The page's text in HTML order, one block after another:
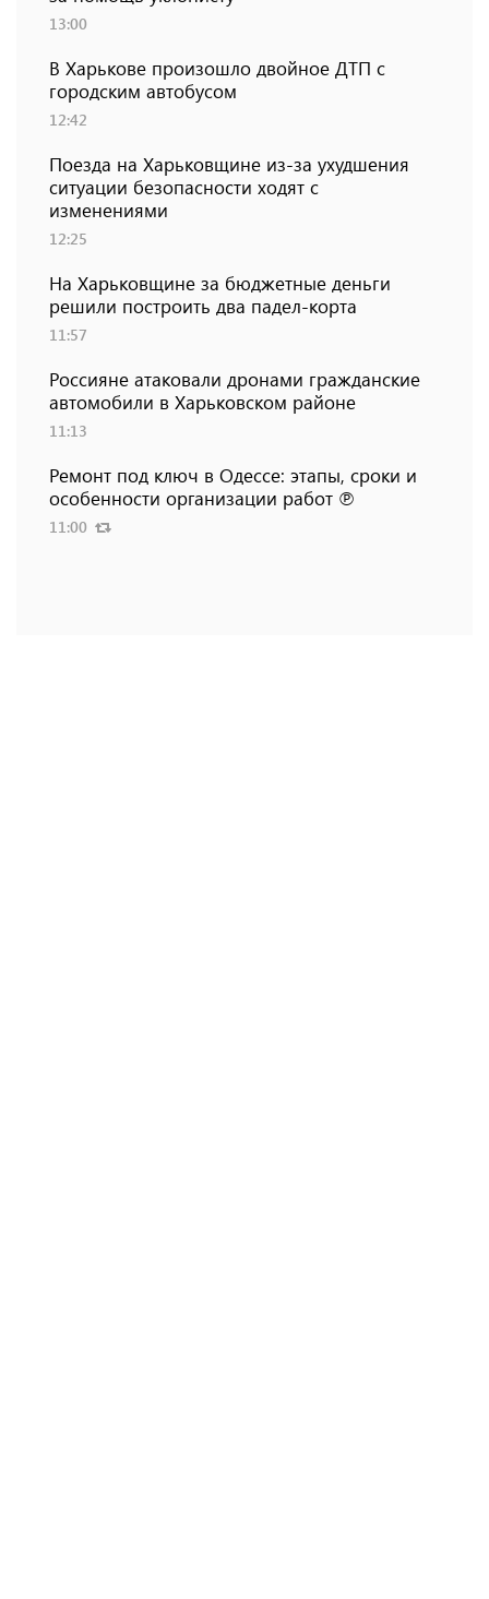
13:00
В Харькове произошло двойное ДТП с
городским автобусом
12:42
Поезда на Харьковщине из-за ухудшения
ситуации безопасности ходят с
изменениями
12:25
На Харьковщине за бюджетные деньги
решили построить два падел-корта
11:57
Россияне атаковали дронами гражданские
автомобили в Харьковском районе
11:13
Ремонт под ключ в Одессе: этапы, сроки и
особенности организации работ ℗
11:00